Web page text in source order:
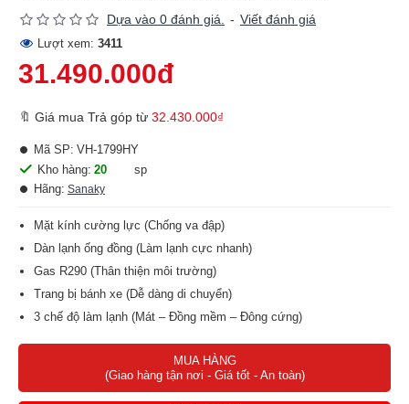
Dựa vào 0 đánh giá. - Viết đánh giá
Lượt xem: 3411
31.490.000đ
🔖 Giá mua Trả góp từ 32.430.000₫
Kho hàng: 20
sp
Hãng: Sanaky
Mã SP: VH-1799HY
Mặt kính cường lực (Chống va đập)
Dàn lạnh ống đồng (Làm lạnh cực nhanh)
Gas R290 (Thân thiện môi trường)
Trang bị bánh xe (Dễ dàng di chuyển)
3 chế độ làm lạnh (Mát – Đồng mềm – Đông cứng)
MUA HÀNG
(Giao hàng tận nơi - Giá tốt - An toàn)